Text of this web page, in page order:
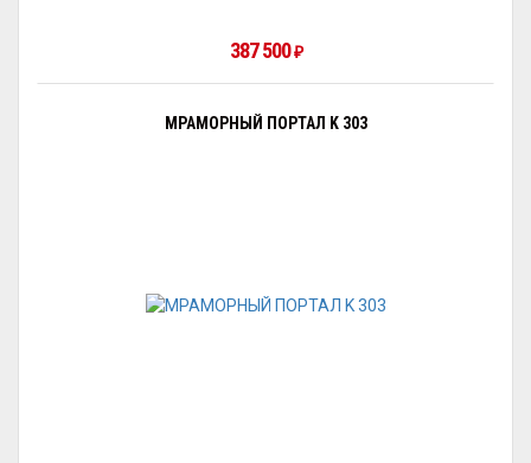
387 500₽
МРАМОРНЫЙ ПОРТАЛ K 303